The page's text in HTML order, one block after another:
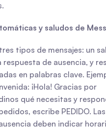
y saludos de
tipos de mensajes: un
respuesta de ausencia, y
en palabras clave.
¡Hola! Gracias por
qué necesitas y
escribe PEDIDO. Las
deben indicar